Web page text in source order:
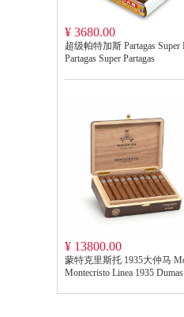
¥ 3680.00
Partagas Super Partagas
¥ 13800.00
Montecristo Linea 1935 Dumas